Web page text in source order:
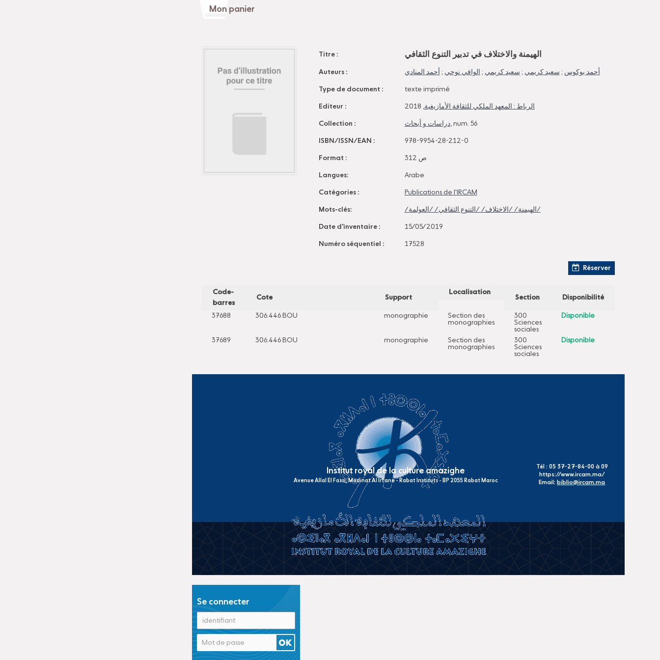
Titre : الهيمنة والاختلاف في تدبير التنوع الثقافي
Auteurs : أحمد بوكوس ; سعيد كريمي ; سعيد كريمي ; الوافي نوحي ; أحمد المنادي
Type de document : texte imprimé
Editeur : الرباط : المعهد الملكي للثقافة الأمازيغية, 2018
Collection : دراسات و أبحاث, num. 56
ISBN/ISSN/EAN : 978-9954-28-212-0
Format : 312 ص
Langues: Arabe
Catégories : Publications de l'IRCAM
Mots-clés: /الهيمنة/ /الاختلاف/ /التنوع الثقافي/ /العولمة/
Date d'inventaire : 15/05/2019
Numéro séquentiel : 17528
Réserver
Code-
barres
Cote Support
Localisation
Section Disponibilité
37688 306.446 BOU monographie
Section des
monographies
300
Sciences
sociales
Disponible
37689 306.446 BOU monographie
Section des
monographies
300
Sciences
sociales
Disponible
Institut royal de la culture amazighe
Avenue Allal El Fassi, Madinat Al Irfane - Rabat Instituts - BP 2055 Rabat Maroc
Tél : 05 37-27-84-00 à 09
https://www.ircam.ma/
Email: biblio@ircam.ma
Se connecter